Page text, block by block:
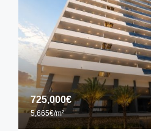
725,000€
5,665€/m²